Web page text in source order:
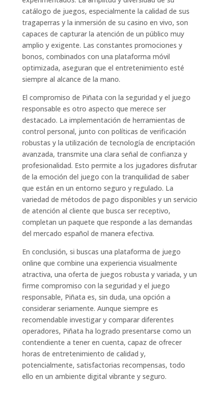
catálogo de juegos, especialmente la calidad de sus
tragaperras y la inmersión de su casino en vivo, son
capaces de capturar la atención de un público muy
amplio y exigente. Las constantes promociones y
bonos, combinados con una plataforma móvil
optimizada, aseguran que el entretenimiento esté
siempre al alcance de la mano.
El compromiso de Piñata con la seguridad y el juego
responsable es otro aspecto que merece ser
destacado. La implementación de herramientas de
control personal, junto con políticas de verificación
robustas y la utilización de tecnología de encriptación
avanzada, transmite una clara señal de confianza y
profesionalidad. Esto permite a los jugadores disfrutar
de la emoción del juego con la tranquilidad de saber
que están en un entorno seguro y regulado. La
variedad de métodos de pago disponibles y un servicio
de atención al cliente que busca ser receptivo,
completan un paquete que responde a las demandas
del mercado español de manera efectiva.
En conclusión, si buscas una plataforma de juego
online que combine una experiencia visualmente
atractiva, una oferta de juegos robusta y variada, y un
firme compromiso con la seguridad y el juego
responsable, Piñata es, sin duda, una opción a
considerar seriamente. Aunque siempre es
recomendable investigar y comparar diferentes
operadores, Piñata ha logrado presentarse como un
contendiente a tener en cuenta, capaz de ofrecer
horas de entretenimiento de calidad y,
potencialmente, satisfactorias recompensas, todo
ello en un ambiente digital vibrante y seguro.